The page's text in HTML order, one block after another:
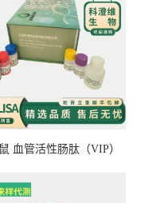
血管活性肠肽（VIP）